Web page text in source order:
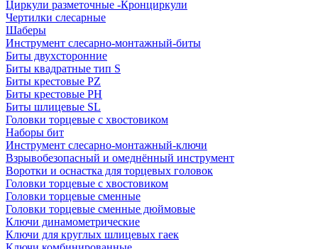
Циркули разметочные -Кронциркули
Чертилки слесарные
Шаберы
Инструмент слесарно-монтажный-биты
Биты двухсторонние
Биты квадратные тип S
Биты крестовые РZ
Биты крестовые РН
Биты шлицевые SL
Головки торцевые с хвостовиком
Наборы бит
Инструмент слесарно-монтажный-ключи
Взрывобезопасный и омеднённый инструмент
Воротки и оснаcтка для торцевых головок
Головки торцевые с хвостовиком
Головки торцевые сменные
Головки торцевые сменные дюймовые
Ключи динамометрические
Ключи для круглых шлицевых гаек